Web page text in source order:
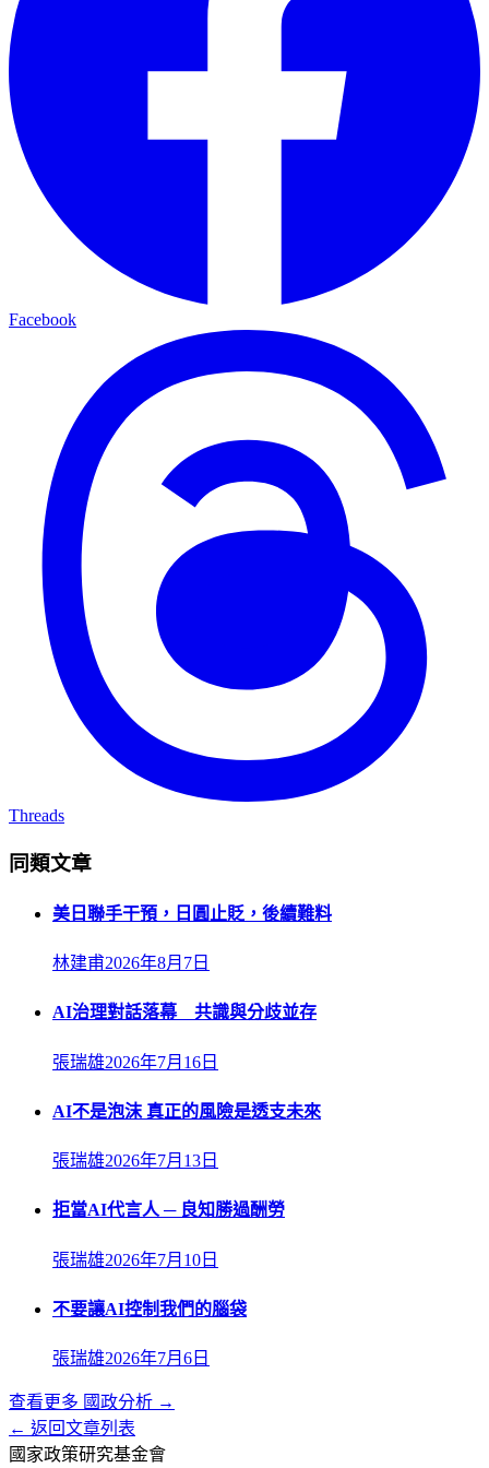
Facebook
Threads
同類文章
美日聯手干預，日圓止貶，後續難料
林建甫2026年8月7日
AI治理對話落幕 共識與分歧並存
張瑞雄2026年7月16日
AI不是泡沫 真正的風險是透支未來
張瑞雄2026年7月13日
拒當AI代言人 ─ 良知勝過酬勞
張瑞雄2026年7月10日
不要讓AI控制我們的腦袋
張瑞雄2026年7月6日
查看更多 國政分析 →
← 返回文章列表
國家政策研究基金會